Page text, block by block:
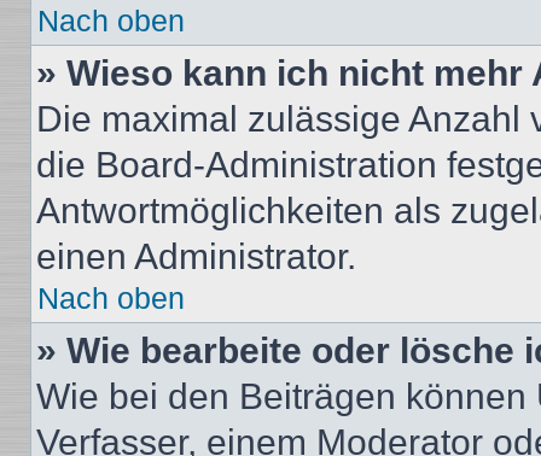
Nach oben
» Wieso kann ich nicht
Die maximal zulässige Anzahl
die Board-Administration
Antwortmöglichkeiten als
einen Administrator.
Nach oben
» Wie bearbeite oder lösche
Wie bei den Beiträgen
Verfasser, einem Moderator